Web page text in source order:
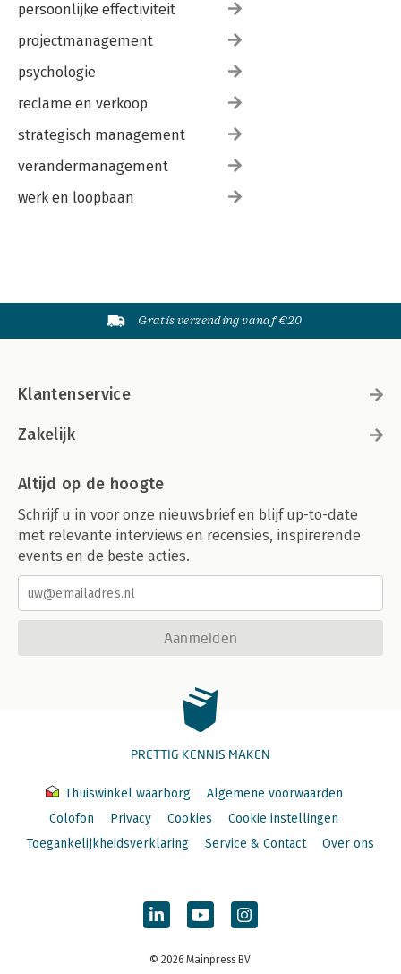
persoonlijke effectiviteit
projectmanagement
psychologie
reclame en verkoop
strategisch management
verandermanagement
werk en loopbaan
Gratis verzending vanaf €20
Klantenservice
Zakelijk
Altijd op de hoogte
Schrijf u in voor onze nieuwsbrief en blijf up-to-date
met relevante interviews en recensies, inspirerende
events en de beste acties.
Aanmelden
PRETTIG KENNIS MAKEN
Thuiswinkel waarborg
Algemene voorwaarden
Colofon
Privacy Cookies
Cookie instellingen
Toegankelijkheidsverklaring
Service & Contact Over ons
© 2026 Mainpress BV